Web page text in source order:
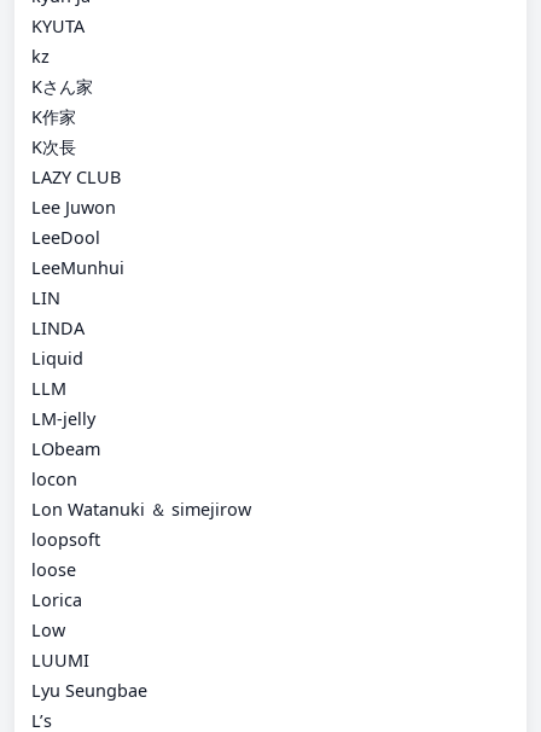
KYUTA
kz
Kさん家
K作家
K次長
LAZY CLUB
Lee Juwon
LeeDool
LeeMunhui
LIN
LINDA
Liquid
LLM
LM-jelly
LObeam
locon
Lon Watanuki ＆ simejirow
loopsoft
loose
Lorica
Low
LUUMI
Lyu Seungbae
L’s